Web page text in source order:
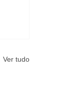
Ver tudo